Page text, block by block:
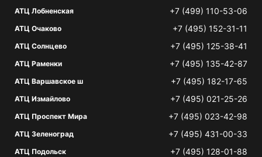
АТЦ Лобненская +7 (499) 110-53-06
АТЦ Очаково +7 (495) 152-31-11
АТЦ Солнцево +7 (495) 125-38-41
АТЦ Раменки +7 (495) 135-42-87
АТЦ Варшавское ш +7 (495) 182-17-65
АТЦ Измайлово +7 (495) 021-25-26
АТЦ Проспект Мира +7 (495) 023-42-98
АТЦ Зеленоград +7 (495) 431-00-33
АТЦ Подольск +7 (495) 128-01-88